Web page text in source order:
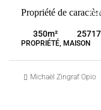
Propriété de
350m²
PROPRIÉTÉ, MAISON
Michaël Zingraf Opio